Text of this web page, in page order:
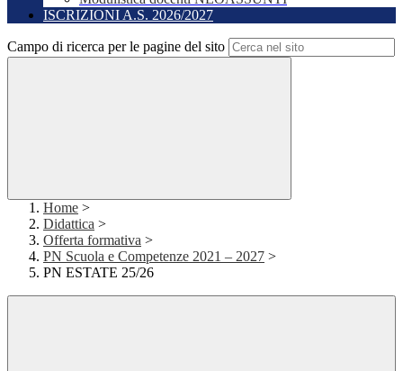
ISCRIZIONI A.S. 2026/2027
Campo di ricerca per le pagine del sito
Home >
Didattica >
Offerta formativa >
PN Scuola e Competenze 2021 – 2027 >
PN ESTATE 25/26